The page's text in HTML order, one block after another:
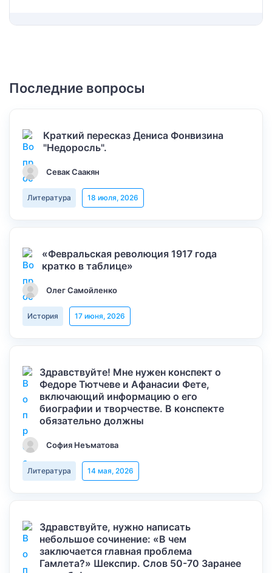
Последние вопросы
Краткий пересказ Дениса Фонвизина
"Недоросль".
Севак Саакян
Литература 18 июля, 2026
«Февральская революция 1917 года
кратко в таблице»
Олег Самойленко
История 17 июня, 2026
Здравствуйте! Мне нужен конспект о
Федоре Тютчеве и Афанасии Фете,
включающий информацию о его
биографии и творчестве. В конспекте
обязательно должны
София Неъматова
Литература 14 мая, 2026
Здравствуйте, нужно написать
небольшое сочинение: «В чем
заключается главная проблема
Гамлета?» Шекспир. Слов 50-70 Заранее